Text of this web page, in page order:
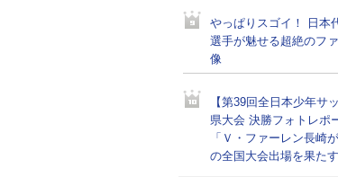
やっぱりスゴイ！ 日本
選手が魅せる超絶のフ
像
【第39回全日本少年サ
県大会 決勝フォトレポ
「Ｖ・ファーレン長崎
の全国大会出場を果たす